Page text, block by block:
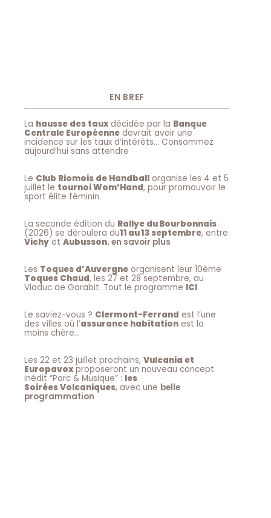
EN BREF
La hausse des taux décidée par la Banque
Centrale Européenne devrait avoir une
incidence sur les taux d’intérêts… Consommez
aujourd’hui sans attendre
Le Club Riomois de Handball organise les 4 et 5
juillet le tournoi Wom’Hand, pour promouvoir le
sport élite féminin.
La seconde édition du Rallye du Bourbonnais
(2026) se déroulera du11 au 13 septembre, entre
Vichy et Aubusson.en savoir plus
Les Toques d’Auvergne organisent leur 10ème
Toques Chaud, les 27 et 28 septembre, au
Viaduc de Garabit. Tout le programme ICI
Le saviez-vous ? Clermont-Ferrand est l’une
des villes où l’assurance habitation est la
moins chère…
Les 22 et 23 juillet prochains, Vulcania et
Europavoxproposeront un nouveau concept
inédit “Parc & Musique” : les
Soirées Volcaniques, avec une belle
programmation